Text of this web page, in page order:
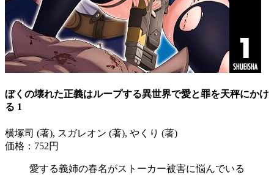
ぼくの壊れた正義はループする異世界で愛と罪を天秤にかけ
る 1
横塚司 (著), スガレオン (著), やくり (著)
価格：752円
愛する義姉の春名がストーカー被害に悩んでいる